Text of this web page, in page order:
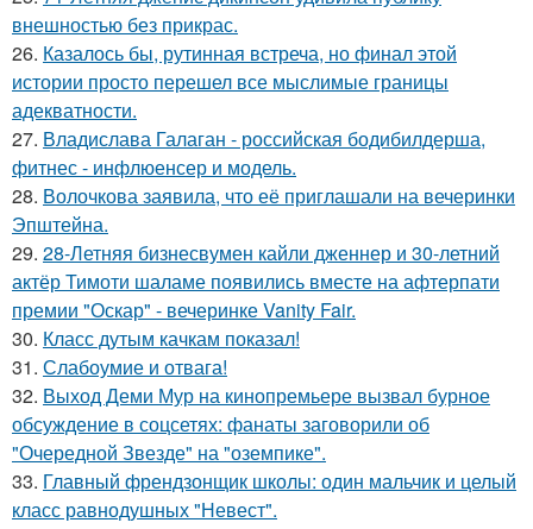
внешностью без прикрас.
26. Казалось бы, рутинная встреча, но финал этой
истории просто перешел все мыслимые границы
адекватности.
27. Владислава Галаган - российская бодибилдерша,
фитнес - инфлюенсер и модель.
28. Волочкова заявила, что её приглашали на вечеринки
Эпштейна.
29. 28-Летняя бизнесвумен кайли дженнер и 30-летний
актёр Тимоти шаламе появились вместе на афтерпати
премии "Оскар" - вечеринке Vanity Fair.
30. Класс дутым качкам показал!
31. Слабоумие и отвага!
32. Выход Деми Мур на кинопремьере вызвал бурное
обсуждение в соцсетях: фанаты заговорили об
"Очередной Звезде" на "оземпике".
33. Главный френдзонщик школы: один мальчик и целый
класс равнодушных "Невест".